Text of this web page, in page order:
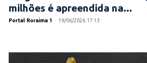
milhões é apreendida na...
Portal Roraima 1 - 19/06/2026 17:13